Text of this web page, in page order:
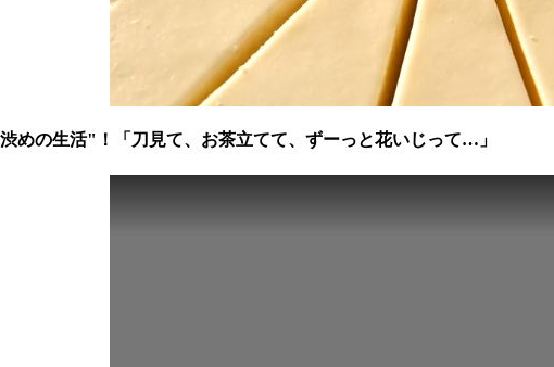
めの生活"！「刀見て、お茶立てて、ずーっと花いじって…」